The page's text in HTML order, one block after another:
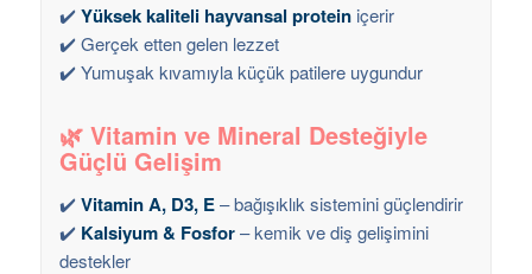
✔️Yüksek kaliteli hayvansal proteiniçerir
✔️ Gerçek etten gelen lezzet
✔️ Yumuşak kıvamıyla küçük patilere uygundur
🌿 Vitamin ve Mineral Desteğiyle
Güçlü Gelişim
✔️Vitamin A, D3, E– bağışıklık sistemini güçlendirir
✔️ Kalsiyum & Fosfor– kemik ve diş gelişimini
destekler